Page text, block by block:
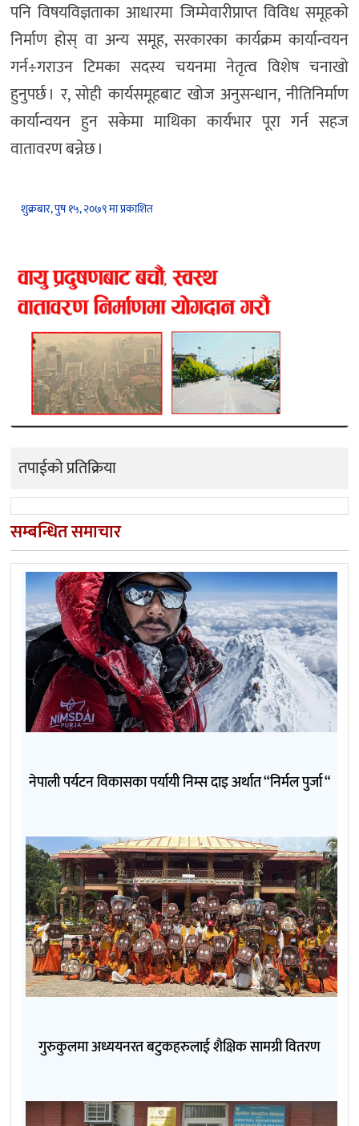
पनि विषयविज्ञताका आधारमा जिम्मेवारीप्राप्त विविध समूहको
निर्माण होस् वा अन्य समूह, सरकारका कार्यक्रम कार्यान्वयन
गर्न÷गराउन टिमका सदस्य चयनमा नेतृत्व विशेष चनाखो
हुनुपर्छ । र, सोही कार्यसमूहबाट खोज अनुसन्धान, नीतिनिर्माण
कार्यान्वयन हुन सकेमा माथिका कार्यभार पूरा गर्न सहज
वातावरण बन्नेछ ।
शुक्रबार, पुष १५, २०७९ मा प्रकाशित
तपाईको प्रतिक्रिया
सम्बन्धित समाचार
नेपाली पर्यटन विकासका पर्यायी निम्स दाइ अर्थात “निर्मल पुर्जा “
गुरुकुलमा अध्ययनरत बटुकहरुलाई शैक्षिक सामग्री वितरण